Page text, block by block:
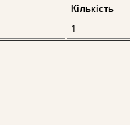
Кількість
1